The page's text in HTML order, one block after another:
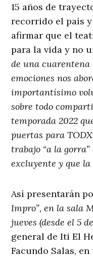
15 años de
recorrido el país
afirmar que el
para la vida y no
de una
emociones nos
importantísimo
sobre todo
temporada 2022
puertas para
trabajo “a la
excluyente y que
Así presentarán
Impro”, en la sala
jueves (desde el 5
general de Iti El
Facundo Salas,